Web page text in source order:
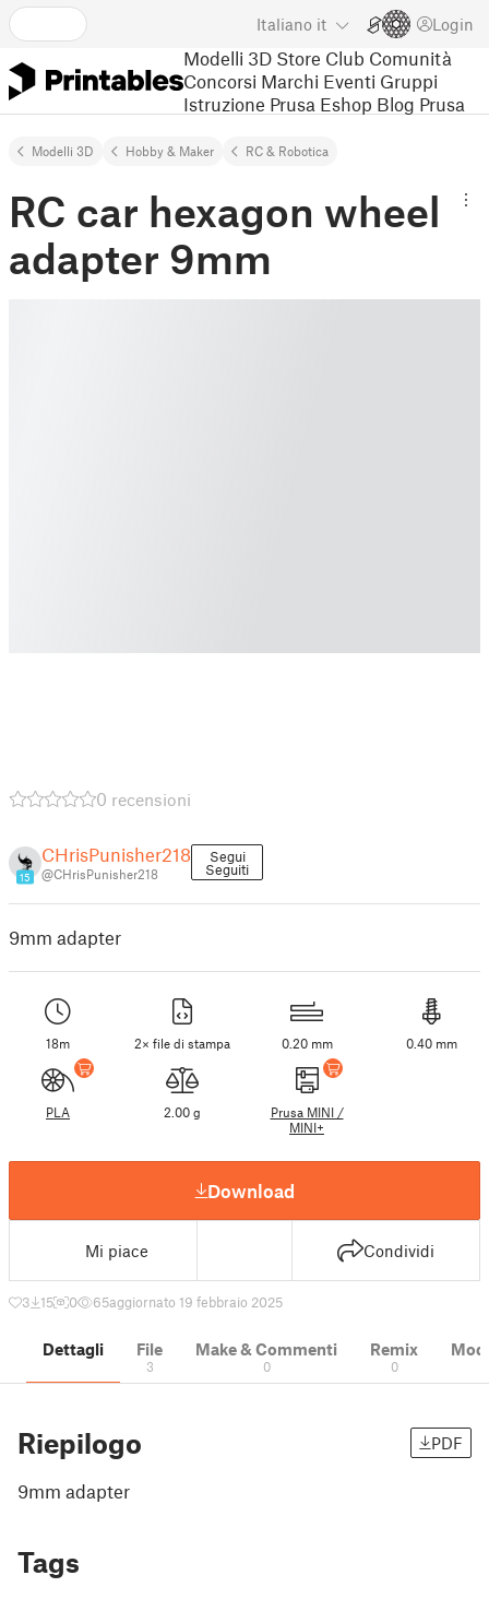
Italiano it Login
Modelli 3D Store Club Comunità
Concorsi Marchi Eventi Gruppi
Istruzione Prusa Eshop Blog Prusa
Modelli 3D Hobby & Maker RC & Robotica
RC car hexagon wheel
adapter 9mm
0 recensioni
15
CHrisPunisher218
@CHrisPunisher218
Segui
Seguiti
9mm adapter
18m 2× file di stampa 0.20 mm 0.40 mm
PLA 2.00 g
Prusa MINI /
MINI+
Download
Mi piace Condividi
3 15 0 65aggiornato 19 febbraio 2025
Dettagli File
3
Make & Commenti
0
Remix
0
Riepilogo PDF
9mm adapter
Tags